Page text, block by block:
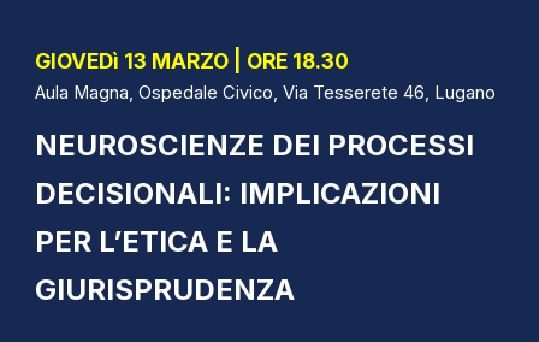
GIOVEDì 13 MARZO | ORE 18.30
Aula Magna, Ospedale Civico, Via Tesserete 46, Lugano
NEUROSCIENZE DEI PROCESSI
DECISIONALI: IMPLICAZIONI
PER L’ETICA E LA
GIURISPRUDENZA